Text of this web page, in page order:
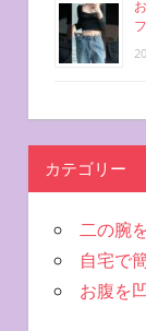
カテゴリー
二の腕
自宅で
お腹を